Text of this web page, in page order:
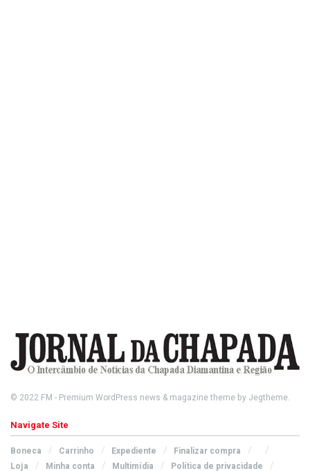
© 2022 FM - Premium WordPress news & magazine theme by Jegtheme.
Navigate Site
Boneca Carrinho Expediente
Finalizar compra
Loja
Minha conta Multimídia Política de privacidade